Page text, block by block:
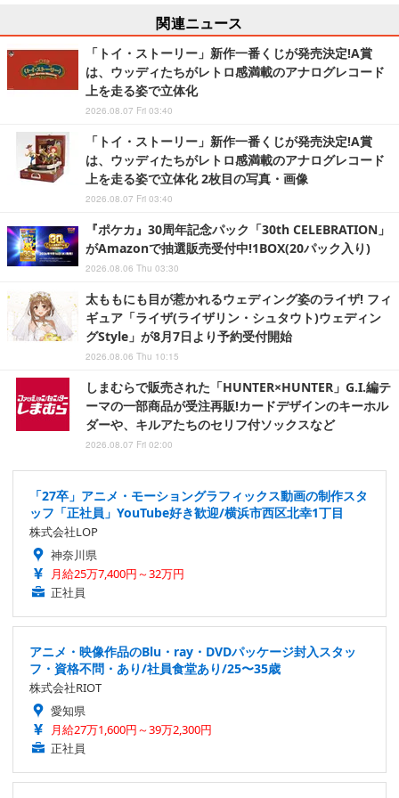
関連ニュース
「トイ・ストーリー」新作一番くじが発売決定!A賞
は、ウッディたちがレトロ感満載のアナログレコード
上を走る姿で立体化
2026.08.07 Fri 03:40
「トイ・ストーリー」新作一番くじが発売決定!A賞
は、ウッディたちがレトロ感満載のアナログレコード
上を走る姿で立体化 2枚目の写真・画像
2026.08.07 Fri 03:40
『ポケカ』30周年記念パック「30th CELEBRATION」
がAmazonで抽選販売受付中!1BOX(20パック入り)
2026.08.06 Thu 03:30
太ももにも目が惹かれるウェディング姿のライザ! フィ
ギュア「ライザ(ライザリン・シュタウト)ウェディン
グStyle」が8月7日より予約受付開始
2026.08.06 Thu 10:15
しまむらで販売された「HUNTER×HUNTER」G.I.編テ
ーマの一部商品が受注再販!カードデザインのキーホル
ダーや、キルアたちのセリフ付ソックスなど
2026.08.07 Fri 02:00
「27卒」アニメ・モーショングラフィックス動画の制作スタ
ッフ「正社員」YouTube好き歓迎/横浜市西区北幸1丁目
株式会社LOP
神奈川県
月給25万7,400円～32万円
正社員
アニメ・映像作品のBlu・ray・DVDパッケージ封入スタッ
フ・資格不問・あり/社員食堂あり/25〜35歳
株式会社RIOT
愛知県
月給27万1,600円～39万2,300円
正社員